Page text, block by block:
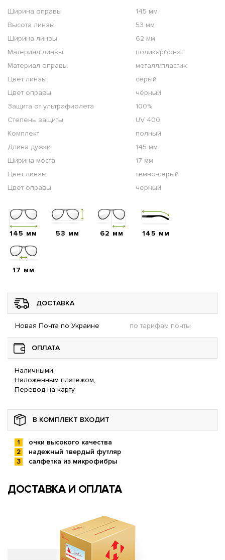
Ширина оправы
145 мм
Высота линзы
53 мм
Ширина линзы
62 мм
Материал линзы
поликарбонат
Материал оправы
металл/пластик
Цвет линзы
серый
Цвет оправы
чёрный
Защита от ультрафиолета
100%
Степень защиты
UV 400
Комплект
полный
Длина дужки
145 мм
Ширина моста
17 мм
Цвет линзы
темно-серый
Цвет оправы
черный
145 мм 53 мм 62 мм 145 мм
17 мм
ДОСТАВКА
Новая Почта по Украине по тарифам почты
ОПЛАТА
Наличными,
Наложенным платежом,
Перевод на карту
В КОМПЛЕКТ ВХОДИТ
очки высокого качества
надежный твердый футляр
салфетка из микрофибры
ДОСТАВКА И ОПЛАТА